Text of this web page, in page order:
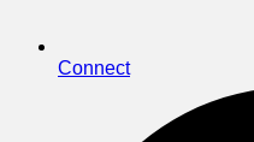
Connect